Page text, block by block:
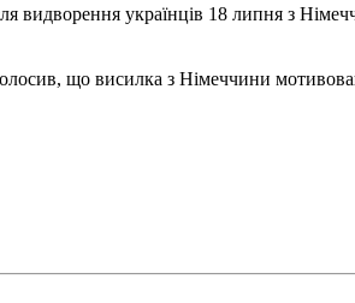
видворення українців 18 липня з
що висилка з Німеччини